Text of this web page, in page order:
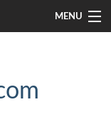
MENU